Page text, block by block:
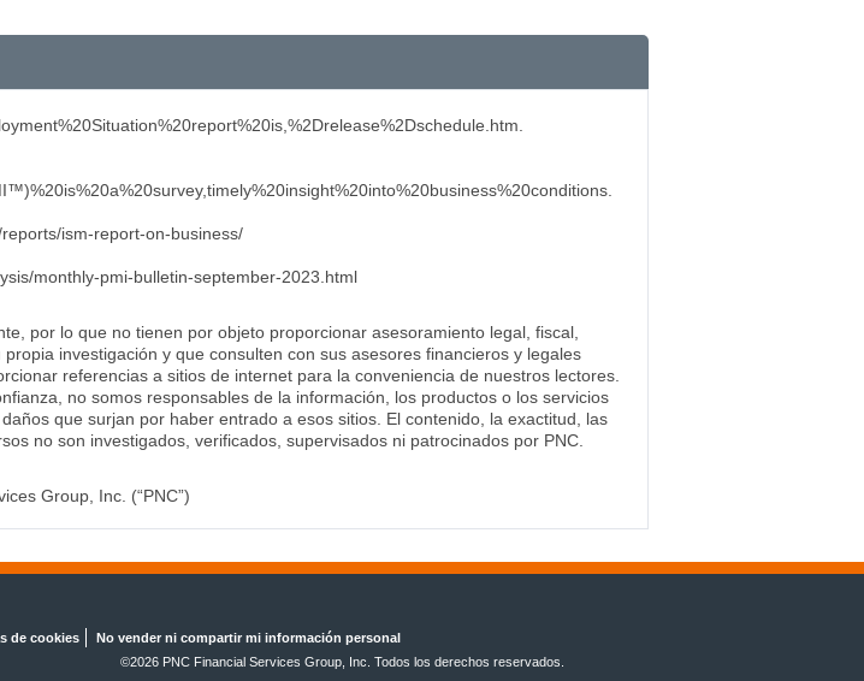
ism-report-on-business/
monthly-pmi-bulletin-september-2023.html
por lo que no tienen por objeto proporcionar asesoramiento legal, fiscal,
investigación y que consulten con sus asesores financieros y legales
referencias a sitios de internet para la conveniencia de nuestros lectores.
no somos responsables de la información, los productos o los servicios
que surjan por haber entrado a esos sitios. El contenido, la exactitud, las
no son investigados, verificados, supervisados ni patrocinados por PNC.
Group, Inc. (“PNC”)
de cookies
No vender ni compartir mi información personal
©2026 PNC Financial Services Group, Inc. Todos los derechos reservados.